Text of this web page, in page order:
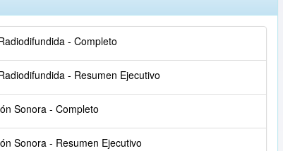
- Completo
- Resumen Ejecutivo
Sonora - Completo
Sonora - Resumen Ejecutivo